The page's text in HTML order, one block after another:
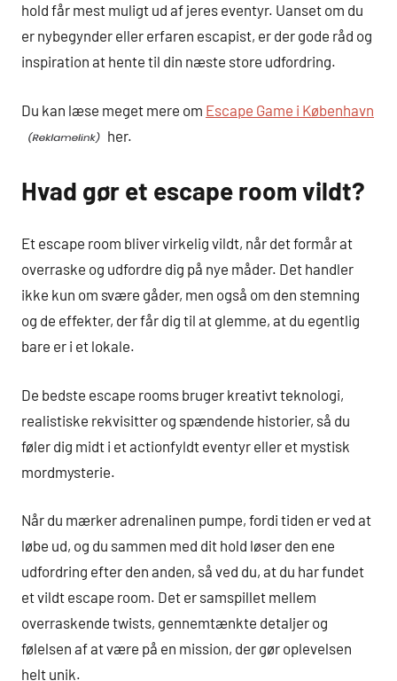
hold får mest muligt ud af jeres eventyr. Uanset om du
er nybegynder eller erfaren escapist, er der gode råd og
inspiration at hente til din næste store udfordring.
Du kan læse meget mere om Escape Game i København
her.
Hvad gør et escape room vildt?
Et escape room bliver virkelig vildt, når det formår at
overraske og udfordre dig på nye måder. Det handler
ikke kun om svære gåder, men også om den stemning
og de effekter, der får dig til at glemme, at du egentlig
bare er i et lokale.
De bedste escape rooms bruger kreativt teknologi,
realistiske rekvisitter og spændende historier, så du
føler dig midt i et actionfyldt eventyr eller et mystisk
mordmysterie.
Når du mærker adrenalinen pumpe, fordi tiden er ved at
løbe ud, og du sammen med dit hold løser den ene
udfordring efter den anden, så ved du, at du har fundet
et vildt escape room. Det er samspillet mellem
overraskende twists, gennemtænkte detaljer og
følelsen af at være på en mission, der gør oplevelsen
helt unik.